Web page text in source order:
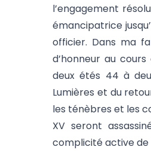
l’engagement
émancipatrice
officier. Dans ma
d’honneur au
deux étés 44 à
Lumières et du
les ténèbres et les
XV seront
complicité active de